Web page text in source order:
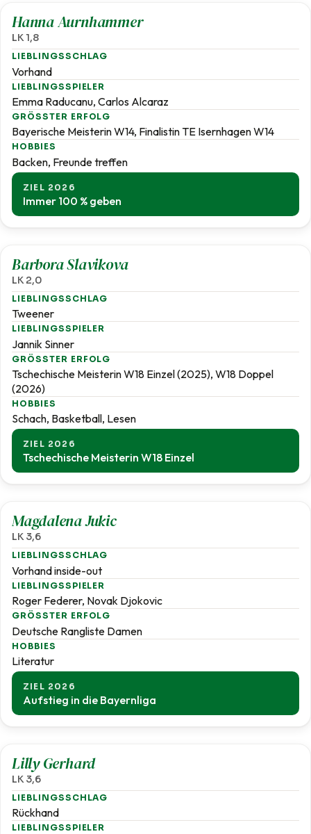
Hanna Aurnhammer
LK 1,8
LIEBLINGSSCHLAG
Vorhand
LIEBLINGSSPIELER
Emma Raducanu, Carlos Alcaraz
GRÖSSTER ERFOLG
Bayerische Meisterin W14, Finalistin TE Isernhagen W14
HOBBIES
Backen, Freunde treffen
ZIEL 2026
Immer 100 % geben
Barbora Slavikova
LK 2,0
LIEBLINGSSCHLAG
Tweener
LIEBLINGSSPIELER
Jannik Sinner
GRÖSSTER ERFOLG
Tschechische Meisterin W18 Einzel (2025), W18 Doppel
(2026)
HOBBIES
Schach, Basketball, Lesen
ZIEL 2026
Tschechische Meisterin W18 Einzel
Magdalena Jukic
LK 3,6
LIEBLINGSSCHLAG
Vorhand inside-out
LIEBLINGSSPIELER
Roger Federer, Novak Djokovic
GRÖSSTER ERFOLG
Deutsche Rangliste Damen
HOBBIES
Literatur
ZIEL 2026
Aufstieg in die Bayernliga
Lilly Gerhard
LK 3,6
LIEBLINGSSCHLAG
Rückhand
LIEBLINGSSPIELER